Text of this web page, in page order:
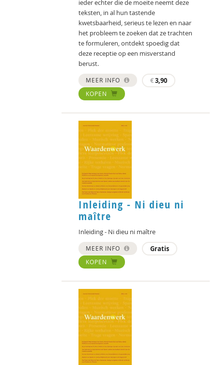
ieder echter die de moeite neemt deze
teksten, in al hun tastende
kwetsbaarheid, serieus te lezen en naar
het probleem te zoeken dat ze trachten
te formuleren, ontdekt spoedig dat
deze receptie op een misverstand
berust.
MEER INFO €3,90
KOPEN
Inleiding - Ni dieu ni
maître
Inleiding - Ni dieu ni maître
MEER INFO Gratis
KOPEN